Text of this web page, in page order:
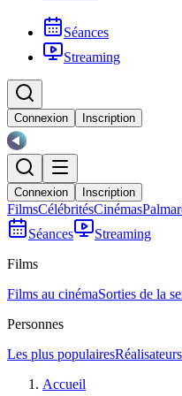
Séances
Streaming
Connexion Inscription
Connexion Inscription
FilmsCélébritésCinémas
Séances
Streaming
Films
Films au cinémaSorties de la
Personnes
Les plus populaires
Accueil